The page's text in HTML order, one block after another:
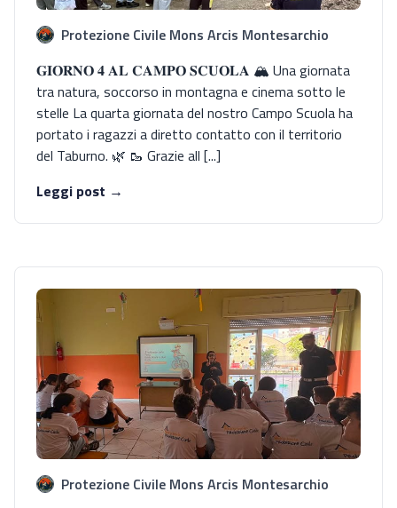
Protezione Civile Mons Arcis Montesarchio
𝐆𝐈𝐎𝐑𝐍𝐎 𝟒 𝐀𝐋 𝐂𝐀𝐌𝐏𝐎 𝐒𝐂𝐔𝐎𝐋𝐀 🏔️ Una giornata
tra natura, soccorso in montagna e cinema sotto le
stelle La quarta giornata del nostro Campo Scuola ha
portato i ragazzi a diretto contatto con il territorio
del Taburno. 🌿 🥾 Grazie all [...]
Leggi post →
Protezione Civile Mons Arcis Montesarchio